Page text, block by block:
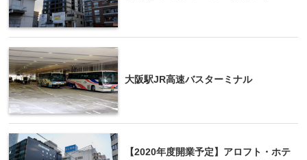
大阪駅JR高速バスターミナル
【2020年度開業予定】アロフト・ホテ